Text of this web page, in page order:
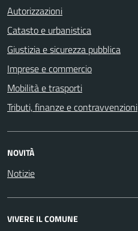
Autorizzazioni
Catasto e urbanistica
Giustizia e sicurezza pubblica
Imprese e commercio
Mobilità e trasporti
Tributi, finanze e contravvenzioni
NOVITÀ
Notizie
VIVERE IL COMUNE